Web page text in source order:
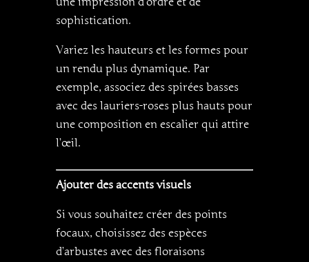
sophistication.
Variez les hauteurs et les formes pour
un rendu plus dynamique. Par
exemple, associez des spirées basses
avec des lauriers-roses plus hauts pour
une composition en escalier qui attire
l’œil.
Ajouter des accents visuels
Si vous souhaitez créer des points
focaux, choisissez des espèces
d’arbustes avec des floraisons